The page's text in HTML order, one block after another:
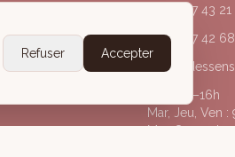
04 50 67 43 21
06 20 77 42 68
Lun : 9h–16h
Mar, Jeu, Ven :
Mer, Sam :
Refuser Accepter